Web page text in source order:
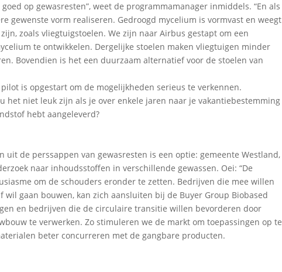
op gewasresten”, weet de programmamanager inmiddels. “En als
gewenste vorm realiseren. Gedroogd mycelium is vormvast en weegt
zoals vliegtuigstoelen. We zijn naar Airbus gestapt om een
te ontwikkelen. Dergelijke stoelen maken vliegtuigen minder
Bovendien is het een duurzaam alternatief voor de stoelen van
is opgestart om de mogelijkheden serieus te verkennen.
het niet leuk zijn als je over enkele jaren naar je vakantiebestemming
hebt aangeleverd?
uit de perssappen van gewasresten is een optie: gemeente Westland,
naar inhoudsstoffen in verschillende gewassen. Oei: “De
om de schouders eronder te zetten. Bedrijven die mee willen
gaan bouwen, kan zich aansluiten bij de Buyer Group Biobased
en bedrijven die de circulaire transitie willen bevorderen door
te verwerken. Zo stimuleren we de markt om toepassingen op te
beter concurreren met de gangbare producten.